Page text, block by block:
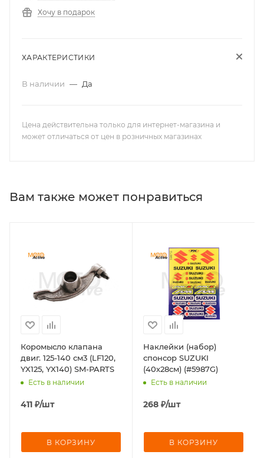
Хочу в подарок
ХАРАКТЕРИСТИКИ
В наличии — Да
Цена действительна только для интернет-магазина и
может отличаться от цен в розничных магазинах
Вам также может понравиться
Коромысло клапана
двиг. 125-140 см3 (LF120,
YX125, YX140) SM-PARTS
Есть в наличии
411 ₽/шт
В КОРЗИНУ
Наклейки (набор)
спонсор SUZUKI
(40х28см) (#5987G)
Есть в наличии
268 ₽/шт
В КОРЗИНУ